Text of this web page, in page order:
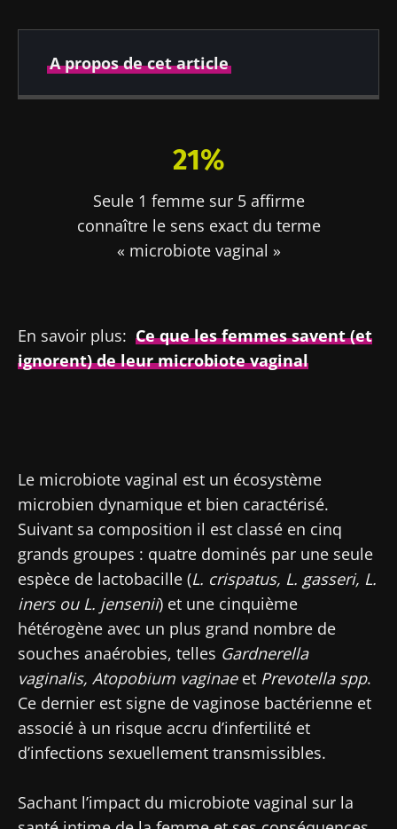
A propos de cet article
21%
Seule 1 femme sur 5 affirme
connaître le sens exact du terme
« microbiote vaginal »
En savoir plus: Ce que les femmes savent (et
ignorent) de leur microbiote vaginal
Le microbiote vaginal est un écosystème
microbien dynamique et bien caractérisé.
Suivant sa composition il est classé en cinq
grands groupes : quatre dominés par une seule
espèce de lactobacille (L. crispatus, L. gasseri, L.
iners ou L. jensenii) et une cinquième
hétérogène avec un plus grand nombre de
souches anaérobies, telles Gardnerella
vaginalis, Atopobium vaginaeet Prevotella spp.
Ce dernier est signe de vaginose bactérienne et
associé à un risque accru d’infertilité et
d’infections sexuellement transmissibles.
Sachant l’impact du microbiote vaginal sur la